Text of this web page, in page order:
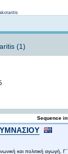
(1)
Sequence
και πολιτική αγωγή,